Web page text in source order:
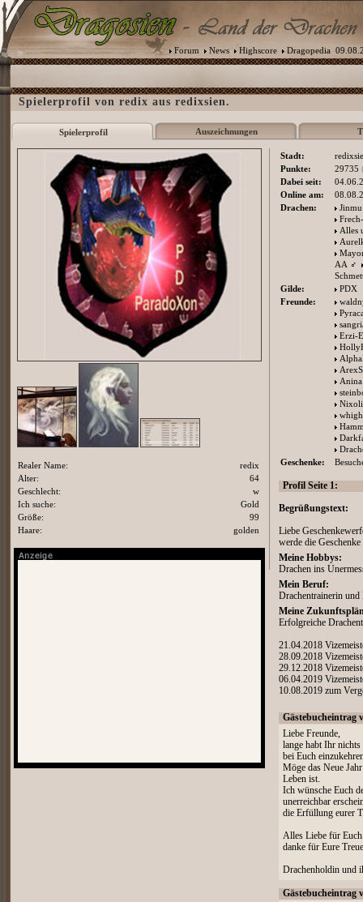
Forum News Highscore Dragopedia
Spielerprofil von redix aus redixsien.
Spielerprofil Auszeichnungen
Stadt:
Punkte:
29735
Dabei seit:
Online am:
Drachen:
Jinmu
Alles
AA ♂
Gilde:
PDX
Freunde:
Erzi-
Anina
Geschenke:
Profil Seite 1:
Begrüßungstext:
Liebe
werde die
Meine Hobbys:
Drachen ins
Mein Beruf:
Drachentrainerin
Meine
Erfolgreiche
21.04.2018
28.09.2018
29.12.2018
06.04.2019
10.08.2019 zum
Gästebucheintrag
Liebe Freunde,
lange habt Ihr
bei Euch
Möge das Neue
Leben ist.
Ich wünsche Euch
unerreichbar
die Erfüllung eurer
Alles Liebe für
danke für Eure
Drachenholdin und
Gästebucheintrag
Realer Name:
redix
Alter:
64
Geschlecht:
w
Ich suche:
Gold
Größe:
99
Haare:
golden